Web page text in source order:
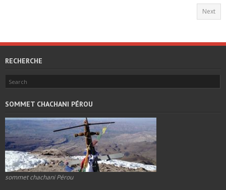
Next
RECHERCHE
SOMMET CHACHANI PÉROU
sommet chachani Pérou